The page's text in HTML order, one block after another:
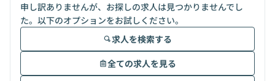
申し訳ありませんが、お探しの求人は見つかりませんでし
た。以下のオプションをお試しください。
求人を検索する
全ての求人を見る